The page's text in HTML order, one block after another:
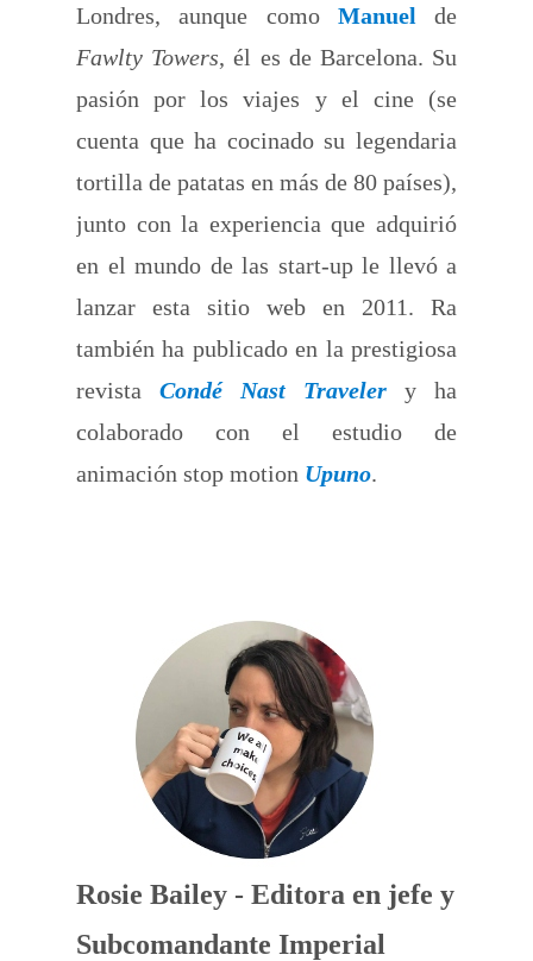
Londres, aunque como Manuel de
Fawlty Towers, él es de Barcelona. Su
pasión por los viajes y el cine (se
cuenta que ha cocinado su legendaria
tortilla de patatas en más de 80 países),
junto con la experiencia que adquirió
en el mundo de las start-up le llevó a
lanzar esta sitio web en 2011. Ra
también ha publicado en la prestigiosa
revista Condé Nast Traveler y ha
colaborado con el estudio de
animación stop motion Upuno.
Rosie Bailey - Editora en jefe y
Subcomandante Imperial